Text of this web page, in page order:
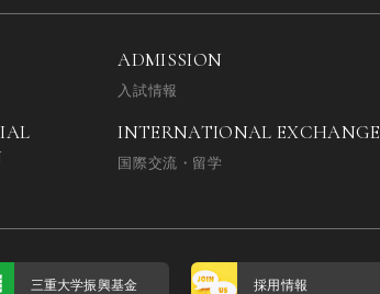
ADMISSION
入試情報
INTERNATIONAL EXCHANGE
国際交流・留学
三重大学振興基金 採用情報